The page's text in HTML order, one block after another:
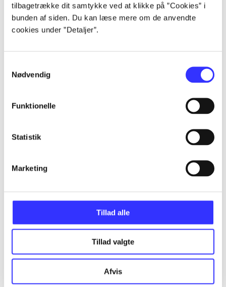
tilbagetrække dit samtykke ved at klikke på ”Cookies” i
bunden af siden. Du kan læse mere om de anvendte
cookies under ”Detaljer”.
Nødvendig
Funktionelle
Statistik
Marketing
Tillad alle
Tillad valgte
Afvis
Artikler
Alle registrerede artikler fordelt på udgivelser